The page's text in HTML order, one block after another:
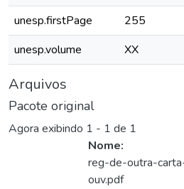
unesp.firstPage
255
unesp.volume
XX
Arquivos
Pacote original
Agora exibindo 1 - 1 de 1
Nome:
reg-de-outra-
ouv.pdf